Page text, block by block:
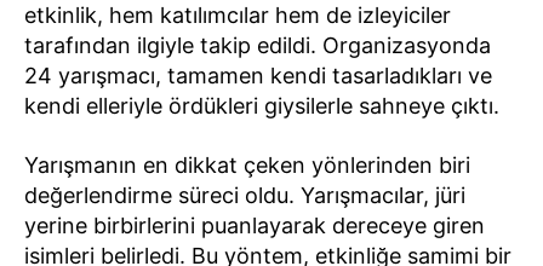
etkinlik, hem katılımcılar hem de izleyiciler
tarafından ilgiyle takip edildi. Organizasyonda
24 yarışmacı, tamamen kendi tasarladıkları ve
kendi elleriyle ördükleri giysilerle sahneye çıktı.
Yarışmanın en dikkat çeken yönlerinden biri
değerlendirme süreci oldu. Yarışmacılar, jüri
yerine birbirlerini puanlayarak dereceye giren
isimleri belirledi. Bu yöntem, etkinliğe samimi bir